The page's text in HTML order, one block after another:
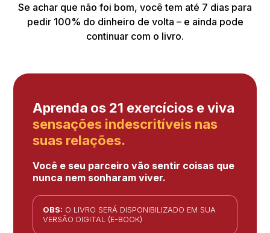
Se achar que não foi bom, você tem até 7 dias para
pedir 100% do dinheiro de volta – e ainda pode
continuar com o livro.
Aprenda os 21 exercícios e viva
sensações indescritíveis nas
suas relações.
Você e seu parceiro vão sentir coisas que
nunca nem sonharam viver.
OBS: O LIVRO SERÁ DISPONIBILIZADO EM SUA
VERSÃO DIGITAL (E-BOOK)